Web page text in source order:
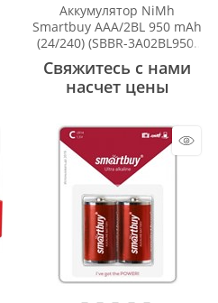
Аккумулятор NiMh
Smartbuy AAA/2BL 950 mAh
(24/240) (SBBR-3A02BL950)
Свяжитесь с нами
насчет цены